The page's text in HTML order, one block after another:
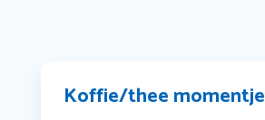
Koffie/thee momentje